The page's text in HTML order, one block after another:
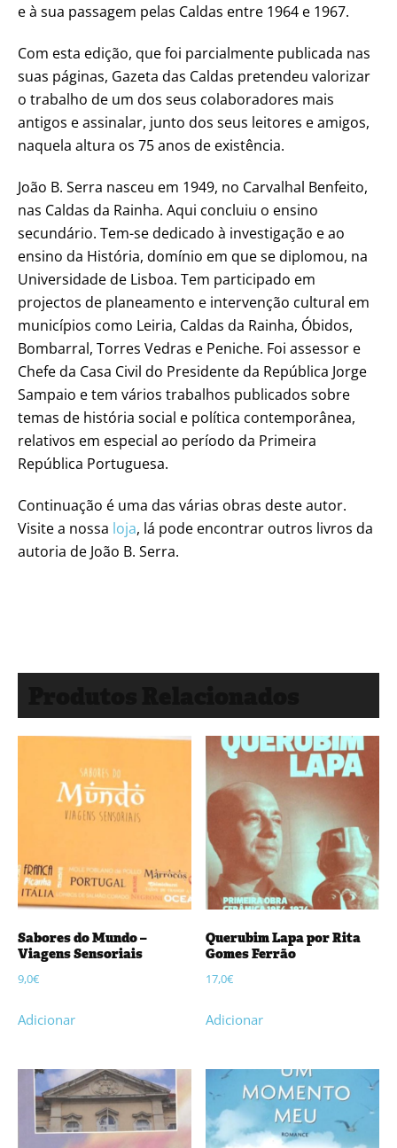
e à sua passagem pelas Caldas entre 1964 e 1967.
Com esta edição, que foi parcialmente publicada nas
suas páginas, Gazeta das Caldas pretendeu valorizar
o trabalho de um dos seus colaboradores mais
antigos e assinalar, junto dos seus leitores e amigos,
naquela altura os 75 anos de existência.
João B. Serra nasceu em 1949, no Carvalhal Benfeito,
nas Caldas da Rainha. Aqui concluiu o ensino
secundário. Tem-se dedicado à investigação e ao
ensino da História, domínio em que se diplomou, na
Universidade de Lisboa. Tem participado em
projectos de planeamento e intervenção cultural em
municípios como Leiria, Caldas da Rainha, Óbidos,
Bombarral, Torres Vedras e Peniche. Foi assessor e
Chefe da Casa Civil do Presidente da República Jorge
Sampaio e tem vários trabalhos publicados sobre
temas de história social e política contemporânea,
relativos em especial ao período da Primeira
República Portuguesa.
Continuação é uma das várias obras deste autor.
Visite a nossa loja, lá pode encontrar outros livros da
autoria de João B. Serra.
Sabores do Mundo –
Viagens Sensoriais
9,0€
Adicionar
Querubim Lapa por Rita
Gomes Ferrão
17,0€
Adicionar